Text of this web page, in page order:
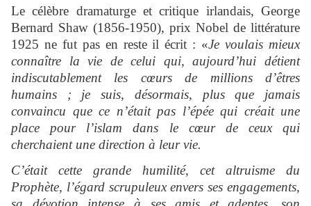
Le célèbre dramaturge et critique irlandais, George
Bernard Shaw (1856-1950), prix Nobel de littérature
1925 ne fut pas en reste il écrit : «Je voulais mieux
connaître la vie de celui qui, aujourd’hui détient
indiscutablement les cœurs de millions d’êtres
humains ; je suis, désormais, plus que jamais
convaincu que ce n’était pas l’épée qui créait une
place pour l’islam dans le cœur de ceux qui
cherchaient une direction à leur vie.
C’était cette grande humilité, cet altruisme du
Prophète, l’égard scrupuleux envers ses engagements,